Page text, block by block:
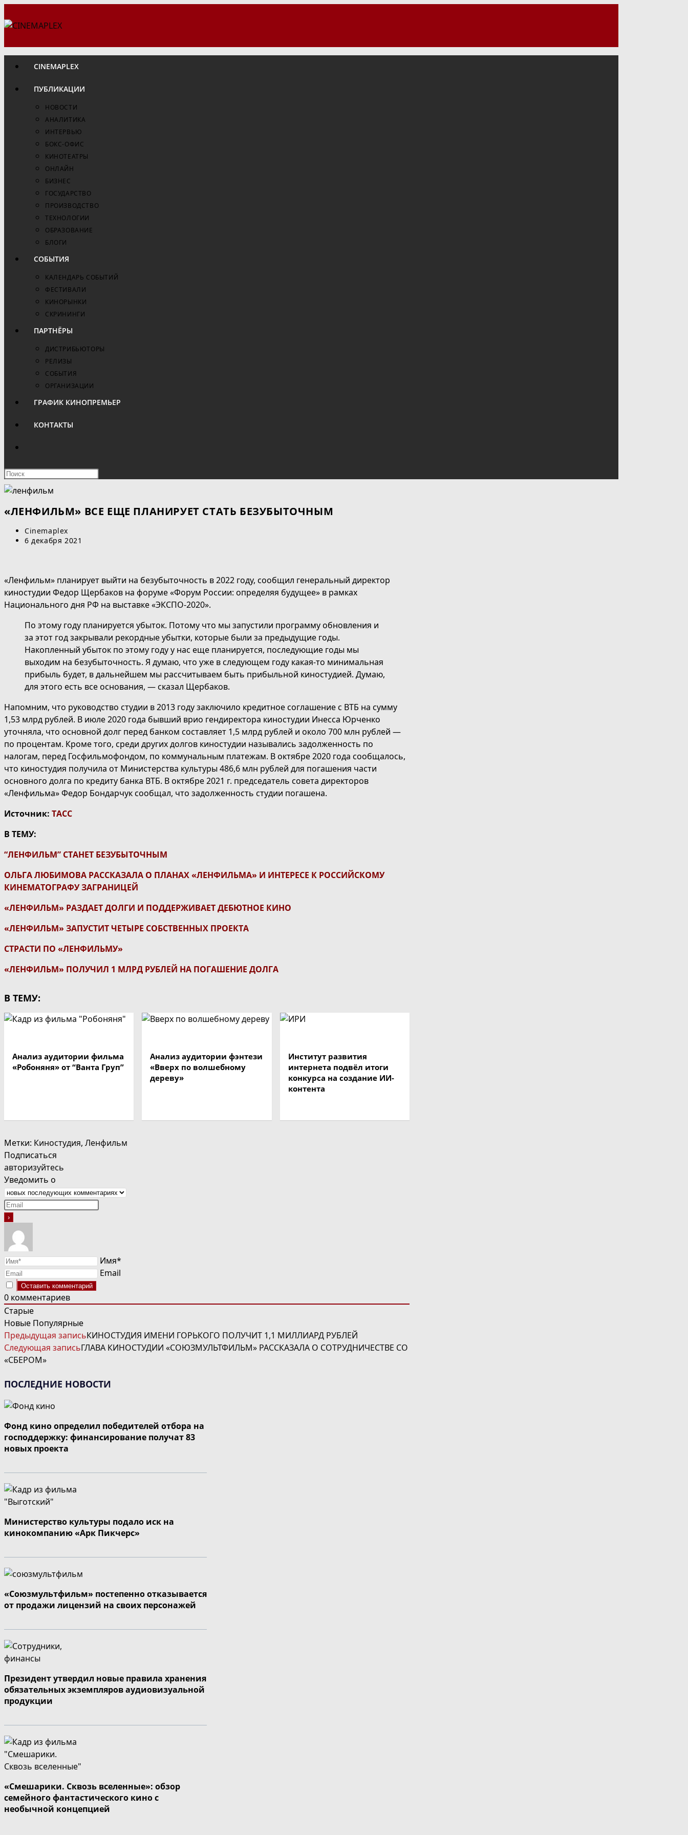
к
CINEMAPLEX
ПУБЛИКАЦИИ
НОВОСТИ
АНАЛИТИКА
ИНТЕРВЬЮ
БОКС-ОФИС
КИНОТЕАТРЫ
ОНЛАЙН
БИЗНЕС
ГОСУДАРСТВО
ПРОИЗВОДСТВО
ТЕХНОЛОГИИ
ОБРАЗОВАНИЕ
БЛОГИ
СОБЫТИЯ
КАЛЕНДАРЬ СОБЫТИЙ
ФЕСТИВАЛИ
КИНОРЫНКИ
СКРИНИНГИ
ПАРТНЁРЫ
ДИСТРИБЬЮТОРЫ
РЕЛИЗЫ
СОБЫТИЯ
ОРГАНИЗАЦИИ
ГРАФИК КИНОПРЕМЬЕР
КОНТАКТЫ
ПОИСК
ПО
ВЕБ-
САЙТУ
Нажмите
чтобы
«ЛЕНФИЛЬМ» ВСЕ ЕЩЕ ПЛАНИРУЕТ СТАТЬ БЕЗУБЫТОЧНЫМ
Автор
записи:
Cinemaplex
Запись
6 декабря 2021
«Ленфильм» планирует выйти на безубыточность в 2022 году, сообщил генеральный директор
киностудии Федор Щербаков на форуме «Форум России: определяя будущее» в рамках
Национального дня РФ на выставке «ЭКСПО-2020».
По этому году планируется убыток. Потому что мы запустили программу обновления и
за этот год закрывали рекордные убытки, которые были за предыдущие годы.
Накопленный убыток по этому году у нас еще планируется, последующие годы мы
выходим на безубыточность. Я думаю, что уже в следующем году какая-то минимальная
прибыль будет, в дальнейшем мы рассчитываем быть прибыльной киностудией. Думаю,
для этого есть все основания, — сказал Щербаков.
Напомним, что руководство студии в 2013 году заключило кредитное соглашение с ВТБ на сумму
1,53 млрд рублей. В июле 2020 года бывший врио гендиректора киностудии Инесса Юрченко
уточняла, что основной долг перед банком составляет 1,5 млрд рублей и около 700 млн рублей —
по процентам. Кроме того, среди других долгов киностудии назывались задолженность по
налогам, перед Госфильмофондом, по коммунальным платежам. В октябре 2020 года сообщалось,
что киностудия получила от Министерства культуры 486,6 млн рублей для погашения части
основного долга по кредиту банка ВТБ. В октябре 2021 г. председатель совета директоров
«Ленфильма» Федор Бондарчук сообщал, что задолженность студии погашена.
Источник: ТАСС
В ТЕМУ:
“ЛЕНФИЛЬМ” СТАНЕТ БЕЗУБЫТОЧНЫМ
ОЛЬГА ЛЮБИМОВА РАССКАЗАЛА О ПЛАНАХ «ЛЕНФИЛЬМА» И ИНТЕРЕСЕ К РОССИЙСКОМУ
КИНЕМАТОГРАФУ ЗАГРАНИЦЕЙ
«ЛЕНФИЛЬМ» РАЗДАЕТ ДОЛГИ И ПОДДЕРЖИВАЕТ ДЕБЮТНОЕ КИНО
«ЛЕНФИЛЬМ» ЗАПУСТИТ ЧЕТЫРЕ СОБСТВЕННЫХ ПРОЕКТА
СТРАСТИ ПО «ЛЕНФИЛЬМУ»
«ЛЕНФИЛЬМ» ПОЛУЧИЛ 1 МЛРД РУБЛЕЙ НА ПОГАШЕНИЕ ДОЛГА
В ТЕМУ:
Анализ аудитории фильма
«Робоняня» от “Ванта Груп”
Анализ аудитории фэнтези
«Вверх по волшебному
дереву»
Институт развития
интернета подвёл итоги
конкурса на создание ИИ-
контента
Метки: Киностудия, Ленфильм
Подписаться
авторизуйтесь
Уведомить о
Имя*
Email
0 комментариев
Старые
Новые Популярные
ЧИТАТЬ
ДАЛЕЕ
СТАТЬИ
Предыдущая записьКИНОСТУДИЯ ИМЕНИ ГОРЬКОГО ПОЛУЧИТ 1,1 МИЛЛИАРД РУБЛЕЙ
Следующая записьГЛАВА КИНОСТУДИИ «СОЮЗМУЛЬТФИЛЬМ» РАССКАЗАЛА О СОТРУДНИЧЕСТВЕ СО
«СБЕРОМ»
ПОСЛЕДНИЕ НОВОСТИ
Фонд кино определил победителей отбора на
господдержку: финансирование получат 83
новых проекта
Министерство культуры подало иск на
кинокомпанию «Арк Пикчерс»
«Союзмультфильм» постепенно отказывается
от продажи лицензий на своих персонажей
Президент утвердил новые правила хранения
обязательных экземпляров аудиовизуальной
продукции
«Смешарики. Сквозь вселенные»: обзор
семейного фантастического кино с
необычной концепцией